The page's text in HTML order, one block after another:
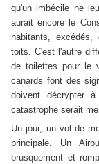
qu'un imbécile ne
aurait encore le
habitants,
toits. C'est l'autre
de toilettes pour le
canards font des
doivent décrypter
catastrophe serait
Un jour, un vol de
principale. Un
brusquement et